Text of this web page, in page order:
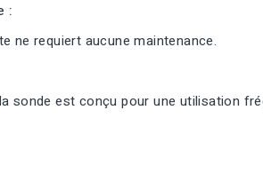
:
ne requiert aucune maintenance.
sonde est conçu pour une utilisation